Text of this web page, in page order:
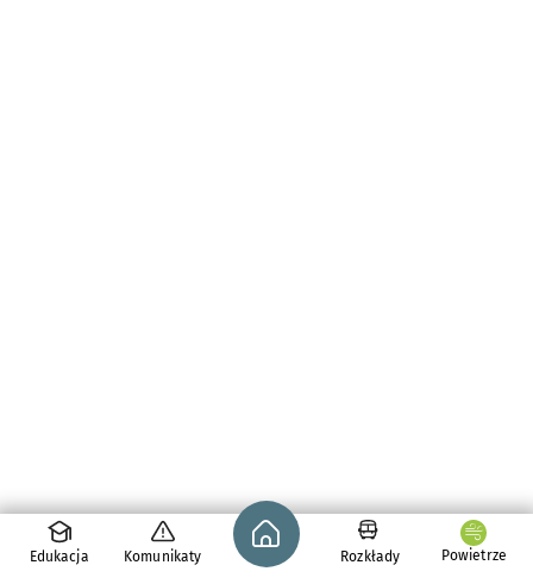
Edukacja Komunikaty
Strona główna - wroclaw.pl
Rozkłady Powietrze